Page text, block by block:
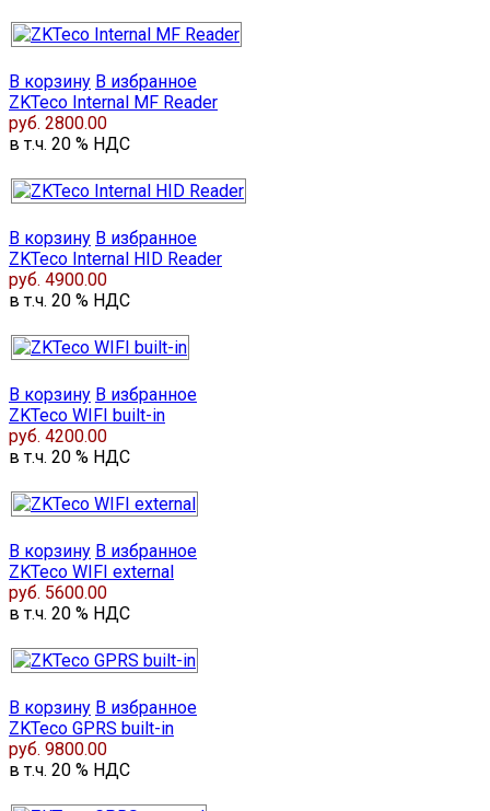
В корзину В избранное
ZKTeco Internal MF Reader
руб. 2800.00
в т.ч. 20 % НДС
В корзину В избранное
ZKTeco Internal HID Reader
руб. 4900.00
в т.ч. 20 % НДС
В корзину В избранное
ZKTeco WIFI built-in
руб. 4200.00
в т.ч. 20 % НДС
В корзину В избранное
ZKTeco WIFI external
руб. 5600.00
в т.ч. 20 % НДС
В корзину В избранное
ZKTeco GPRS built-in
руб. 9800.00
в т.ч. 20 % НДС